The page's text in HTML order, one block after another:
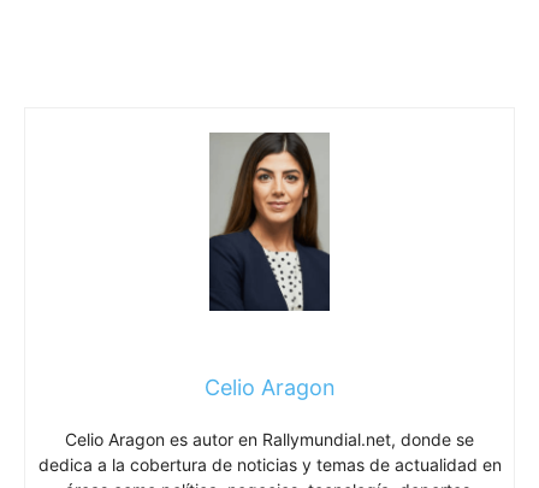
Celio Aragon
Celio Aragon es autor en Rallymundial.net, donde se
dedica a la cobertura de noticias y temas de actualidad en